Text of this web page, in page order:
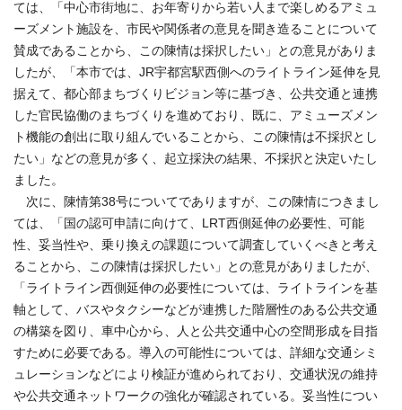
ては、「中心市街地に、お年寄りから若い人まで楽しめるアミュ
ーズメント施設を、市民や関係者の意見を聞き造ることについて
賛成であることから、この陳情は採択したい」との意見がありま
したが、「本市では、JR宇都宮駅西側へのライトライン延伸を見
据えて、都心部まちづくりビジョン等に基づき、公共交通と連携
した官民協働のまちづくりを進めており、既に、アミューズメン
ト機能の創出に取り組んでいることから、この陳情は不採択とし
たい」などの意見が多く、起立採決の結果、不採択と決定いたし
ました。
次に、陳情第38号についてでありますが、この陳情につきまし
ては、「国の認可申請に向けて、LRT西側延伸の必要性、可能
性、妥当性や、乗り換えの課題について調査していくべきと考え
ることから、この陳情は採択したい」との意見がありましたが、
「ライトライン西側延伸の必要性については、ライトラインを基
軸として、バスやタクシーなどが連携した階層性のある公共交通
の構築を図り、車中心から、人と公共交通中心の空間形成を目指
すために必要である。導入の可能性については、詳細な交通シミ
ュレーションなどにより検証が進められており、交通状況の維持
や公共交通ネットワークの強化が確認されている。妥当性につい